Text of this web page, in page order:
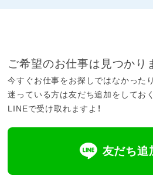
ご希望のお仕事は見つかり
今すぐお仕事をお探しではなかった
迷っている方は友だち追加をしてお
LINEで受け取れますよ！
友だち追